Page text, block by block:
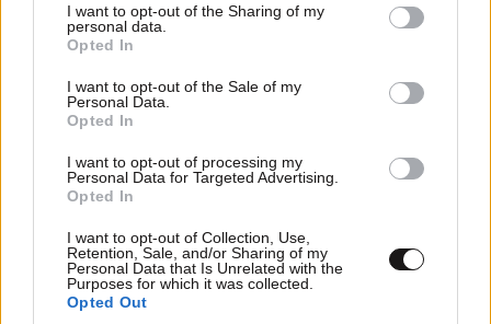
not limited to your visit or usage behaviour. You may click to
grant or deny consent to Google and its third-party tags to
use your data for below specified purposes in below Google
consent section.
I want to opt-out of the Sharing of my
personal data.
Opted In
I want to opt-out of the Sale of my
Personal Data.
Opted In
I want to opt-out of processing my
Personal Data for Targeted Advertising.
Opted In
I want to opt-out of Collection, Use,
Retention, Sale, and/or Sharing of my
Personal Data that Is Unrelated with the
Purposes for which it was collected.
Opted Out
Xαρακτήρες: 0/1000
Διαβάστε και ακολουθήστε τους κανόνες σχολιασμού